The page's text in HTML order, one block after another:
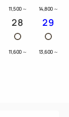
11,500 ～ 14,800 ～
28
11,600 ～
29
13,600 ～